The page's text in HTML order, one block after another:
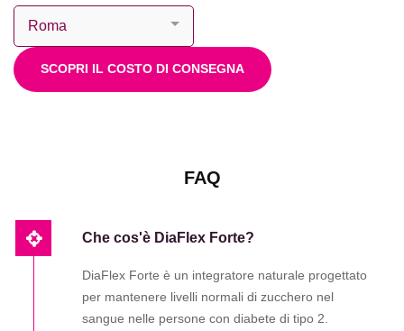
SCOPRI IL COSTO DI CONSEGNA
FAQ
Che cos'è DiaFlex Forte?
DiaFlex Forte è un integratore naturale progettato
per mantenere livelli normali di zucchero nel
sangue nelle persone con diabete di tipo 2.